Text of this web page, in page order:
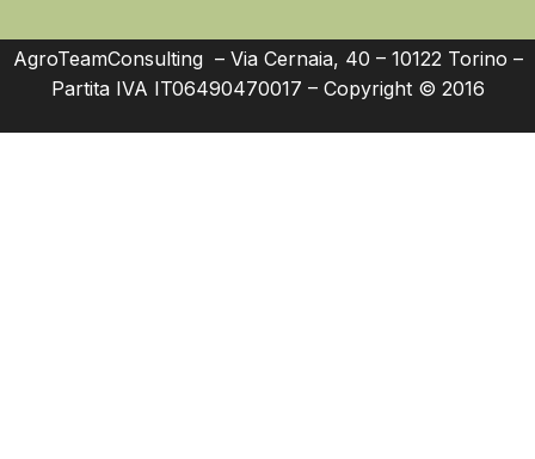
AgroTeamConsulting – Via Cernaia, 40 – 10122 Torino –
Partita IVA IT06490470017 – Copyright © 2016